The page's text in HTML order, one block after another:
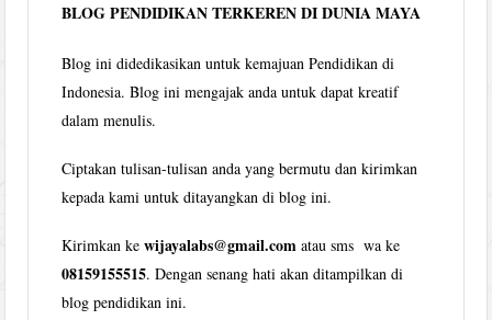
BLOG PENDIDIKAN TERKEREN DI DUNIA MAYA
Blog ini didedikasikan untuk kemajuan Pendidikan di
Indonesia. Blog ini mengajak anda untuk dapat kreatif
dalam menulis.
Ciptakan tulisan-tulisan anda yang bermutu dan kirimkan
kepada kami untuk ditayangkan di blog ini.
Kirimkan kewijayalabs@gmail.com atau sms wa ke
08159155515. Dengan senang hati akan ditampilkan di
blog pendidikan ini.